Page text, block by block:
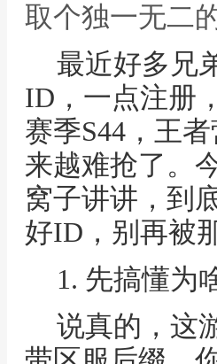
取个独一无二
最近好多兄
ID，一点注册
赛季S44，王
来越难抢了。
窝子讲讲，到
好ID，别再被
1. 先搞懂为
说真的，这